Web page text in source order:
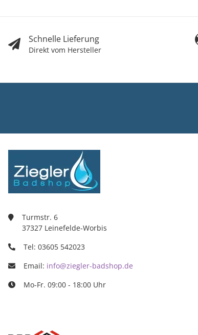
Schnelle Lieferung
Direkt vom Hersteller
Turmstr. 6
37327 Leinefelde-Worbis
Tel: 03605 542023
Email: info@ziegler-badshop.de
Mo-Fr. 09:00 - 18:00 Uhr